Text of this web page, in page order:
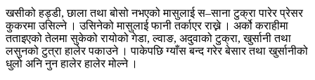
खसीको हड्डी, छाला तथा बोसो नभएको मासुलाई स–साना टुक्रा पारेर प्रेसर
कुकरमा उसिल्ने । उसिनेको मासुलाई फानी तर्काएर राख्ने । अर्को कराहीमा
तताइएको तेलमा सुकेको रायोको गेडा, ल्वाङ, अदुवाको टुक्रा, खुर्सानी तथा
लसुनको टुत्रा हालेर पकाउने । पाकेपछि ग्याँस बन्द गरेर बेसार तथा खुर्सानीको
धुलो अनि नुन हालेर हालेर मोल्ने ।